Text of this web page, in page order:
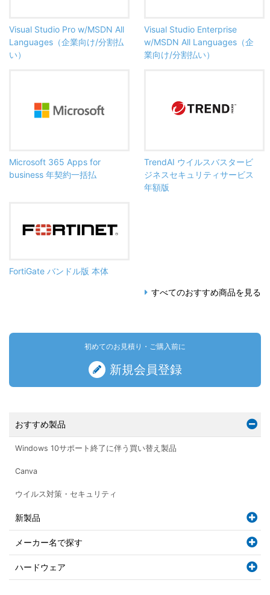
Visual Studio Pro w/MSDN All
Languages（企業向け/分割払
い）
Visual Studio Enterprise
w/MSDN All Languages（企
業向け/分割払い）
Microsoft 365 Apps for
business 年契約一括払
TrendAI ウイルスバスタービ
ジネスセキュリティサービス
年額版
FortiGate バンドル版 本体
すべてのおすすめ商品を見る
初めてのお見積り・ご購入前に
新規会員登録
おすすめ製品
Windows 10サポート終了に伴う買い替え製品
Canva
ウイルス対策・セキュリティ
新製品
メーカー名で探す
ハードウェア